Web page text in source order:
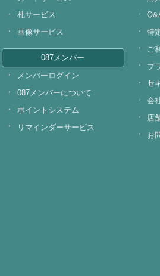
札サービス
画像サービス
087メンバー
メンバーログイン
087メンバーについて
ポイントシステム
リマインダーサービス
特
ご
プ
セ
会
店
お